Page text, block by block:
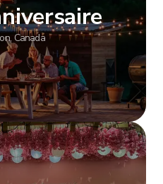
Canada
Afficher plus